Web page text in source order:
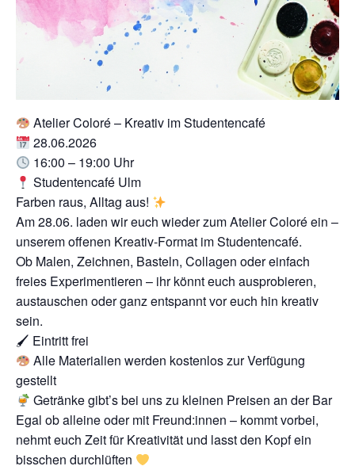
Atelier Coloré – Kreativ im Studentencafé
28.06.2026
16:00 – 19:00 Uhr
Studentencafé Ulm
Farben raus, Alltag aus!
Am 28.06. laden wir euch wieder zum Atelier Coloré ein –
unserem offenen Kreativ-Format im Studentencafé.
Ob Malen, Zeichnen, Basteln, Collagen oder einfach
freies Experimentieren – ihr könnt euch ausprobieren,
austauschen oder ganz entspannt vor euch hin kreativ
sein.
🖌 Eintritt frei
Alle Materialien werden kostenlos zur Verfügung
gestellt
Getränke gibt’s bei uns zu kleinen Preisen an der Bar
Egal ob alleine oder mit Freund:innen – kommt vorbei,
nehmt euch Zeit für Kreativität und lasst den Kopf ein
bisschen durchlüften